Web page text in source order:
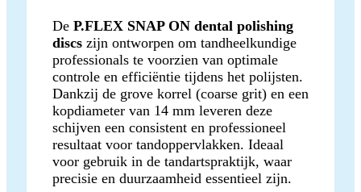
De P.FLEX SNAP ON dental polishing
discs zijn ontworpen om tandheelkundige
professionals te voorzien van optimale
controle en efficiëntie tijdens het polijsten.
Dankzij de grove korrel (coarse grit) en een
kopdiameter van 14 mm leveren deze
schijven een consistent en professioneel
resultaat voor tandoppervlakken. Ideaal
voor gebruik in de tandartspraktijk, waar
precisie en duurzaamheid essentieel zijn.